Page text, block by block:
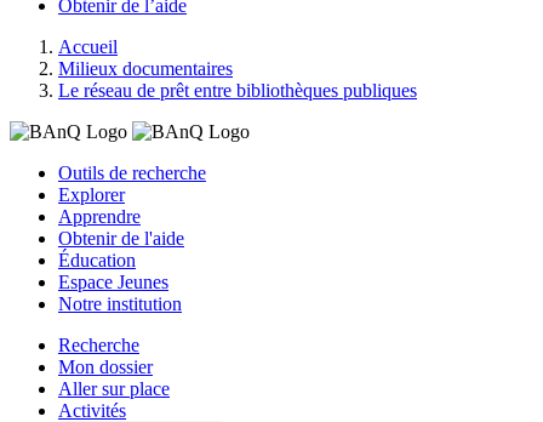
Obtenir de l’aide
Accueil
Milieux documentaires
Le réseau de prêt entre bibliothèques publiques
Outils de recherche
Explorer
Apprendre
Obtenir de l'aide
Éducation
Espace Jeunes
Notre institution
Recherche
Mon dossier
Aller sur place
Activités